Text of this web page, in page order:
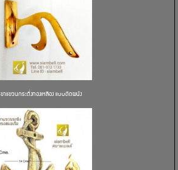
ขาแขวนกระดิ่งทองเหลือง แบบติดผนัง